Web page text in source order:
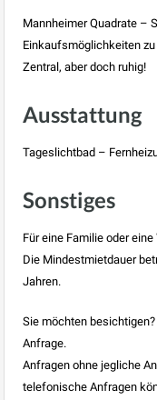
Mannheimer Quadrate –
Einkaufsmöglichkeiten
Zentral, aber doch ruhig!
Ausstattung
Tageslichtbad –
Sonstiges
Für eine Familie oder
Die Mindestmietdauer
Jahren.
Sie möchten
Anfrage.
Anfragen ohne jegliche
telefonische Anfragen